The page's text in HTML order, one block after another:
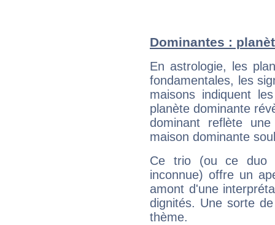
Dominantes :
En astrologie, les
fondamentales, les
maisons indiquent
planète dominante
dominant reflète
maison dominante
Ce trio (ou ce duo
inconnue) offre un
amont d'une
dignités. Une sorte
thème.